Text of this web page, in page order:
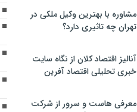
مشاوره با بهترین وکیل ملکی در
تهران چه تاثیری دارد؟
آنالیز اقتصاد کلان از نگاه سایت
خبری تحلیلی اقتصاد آفرین
معرفی هاست و سرور از شرکت